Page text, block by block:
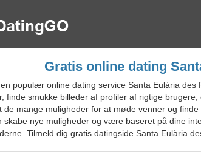
Gratis online dating
populær online dating service Santa Eulària
finde smukke billeder af profiler af rigtige
de mange muligheder for at møde venner og
skabe nye muligheder og være baseret på dine
Tilmeld dig gratis datingside Santa Eulària